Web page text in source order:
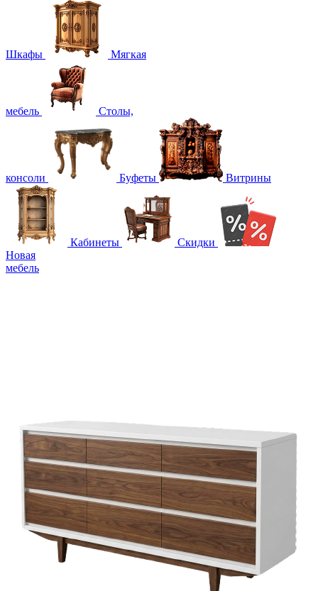
Шкафы Мягкая
мебель Столы,
консоли Буфеты Витрины
Кабинеты
Скидки
Новая
мебель